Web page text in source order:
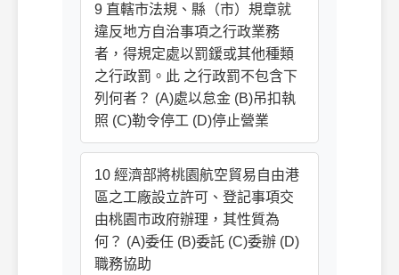
9 直轄市法規、縣（市）規章就
違反地方自治事項之行政業務
者，得規定處以罰鍰或其他種類
之行政罰。此 之行政罰不包含下
列何者？ (A)處以怠金 (B)吊扣執
照 (C)勒令停工 (D)停止營業
10 經濟部將桃園航空貿易自由港
區之工廠設立許可、登記事項交
由桃園市政府辦理，其性質為
何？ (A)委任 (B)委託 (C)委辦 (D)
職務協助